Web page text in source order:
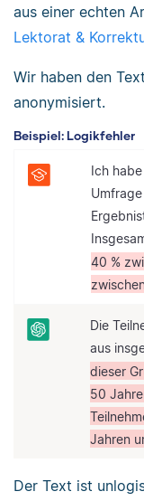
aus einer echten
Lektorat &
Wir haben den
anonymisiert.
Beispiel: Logikfehler
Ich
40 %
Die
aus
dieser
50
Jahren
Der Text ist